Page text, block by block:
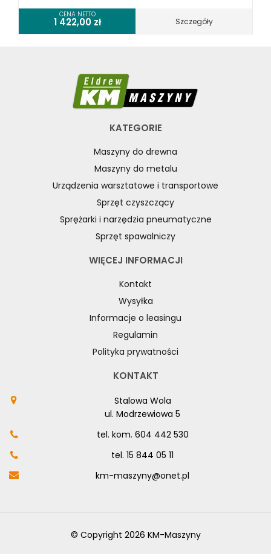
CENA NETTO
1 422,00 zł Szczegóły
KATEGORIE
Maszyny do drewna
Maszyny do metalu
Urządzenia warsztatowe i transportowe
Sprzęt czyszczący
Sprężarki i narzędzia pneumatyczne
Sprzęt spawalniczy
WIĘCEJ INFORMACJI
Kontakt
Wysyłka
Informacje o leasingu
Regulamin
Polityka prywatności
KONTAKT
Stalowa Wola
ul. Modrzewiowa 5
tel. kom. 604 442 530
tel. 15 844 05 11
km-maszyny@onet.pl
© Copyright 2026 KM-Maszyny